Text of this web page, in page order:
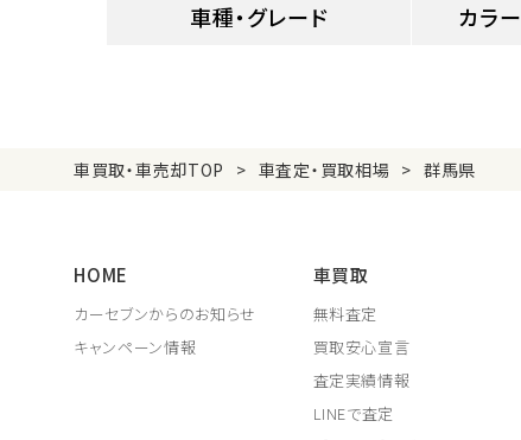
車種・グレード カラー
車買取・車売却TOP 車査定・買取相場 群馬県
HOME
カーセブンからのお知らせ
キャンペーン情報
車買取
無料査定
買取安心宣言
査定実績情報
LINEで査定